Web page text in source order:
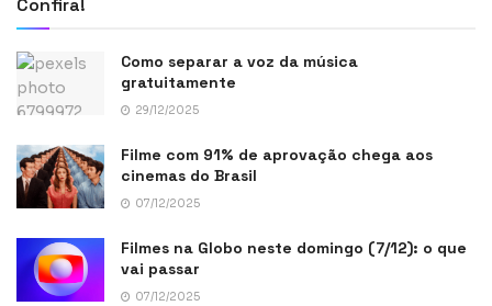
Confira!
Como separar a voz da música
gratuitamente
29/12/2025
Filme com 91% de aprovação chega aos
cinemas do Brasil
07/12/2025
Filmes na Globo neste domingo (7/12): o que
vai passar
07/12/2025